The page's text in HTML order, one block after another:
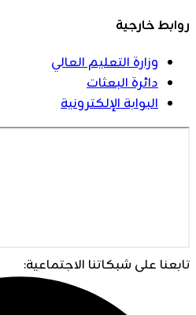
روابط خارجية
وزارة التعليم العالي
دائرة البعثات
البوابة الإلكترونية
تابعنا على شبكاتنا الاجتماعية: